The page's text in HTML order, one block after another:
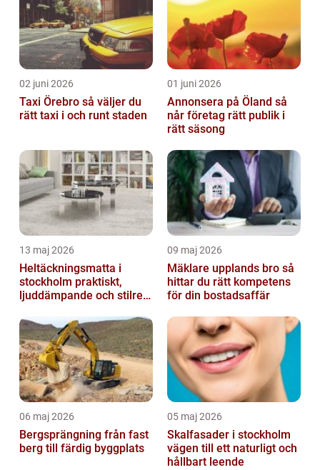
02 juni 2026
Taxi Örebro så väljer du
rätt taxi i och runt staden
01 juni 2026
Annonsera på Öland så
når företag rätt publik i
rätt säsong
13 maj 2026
Heltäckningsmatta i
stockholm praktiskt,
ljuddämpande och stilrent
09 maj 2026
Mäklare upplands bro så
hittar du rätt kompetens
för din bostadsaffär
06 maj 2026
Bergsprängning från fast
berg till färdig byggplats
05 maj 2026
Skalfasader i stockholm
vägen till ett naturligt och
hållbart leende